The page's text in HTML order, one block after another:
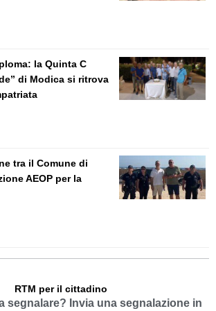
la Quinta C
di Modica si ritrova
tra il Comune di
AEOP per la
RTM per il cittadino
segnalare? Invia una segnalazione in